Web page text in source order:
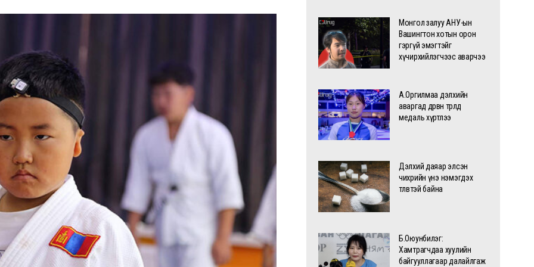
Монгол залуу АНУ-ын
Вашингтон хотын орон
гэргүй эмэгтэйг
хүчирхийлэгчээс аварчээ
А.Оргилмаа дэлхийн
аваргад дөрвөн төрөлд
медаль хүртлээ
Дэлхий даяар элсэн
чихрийн үнэ нэмэгдэх
төлөвтэй байна
Б.Оюунбилэг:
Хамтрагчдаа хуулийн
байгууллагаар далайлгаж